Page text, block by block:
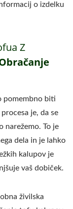
o izdelku
Z
pomembno biti
je, da se
narežemo. To je
dela in je lahko
kalupov je
vaš dobiček.
živilska